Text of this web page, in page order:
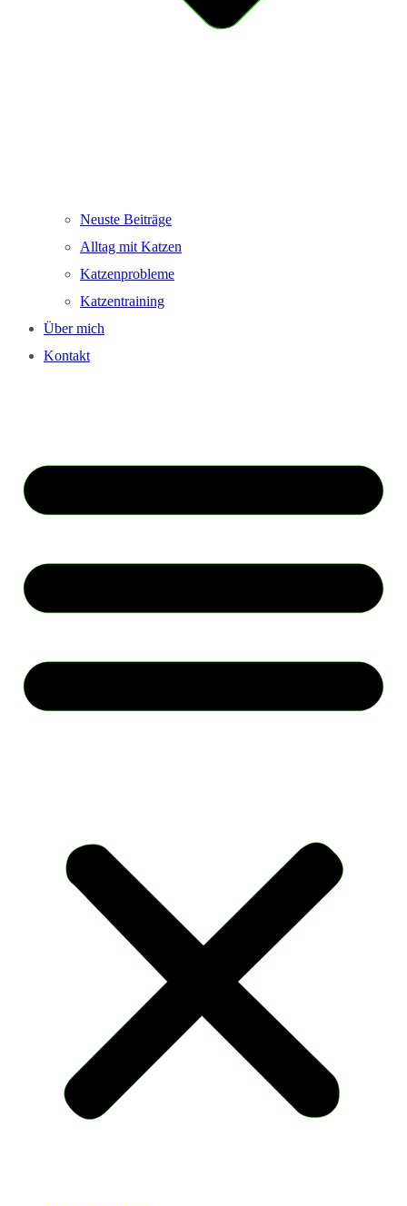
Neuste Beiträge
Alltag mit Katzen
Katzenprobleme
Katzentraining
Über mich
Kontakt